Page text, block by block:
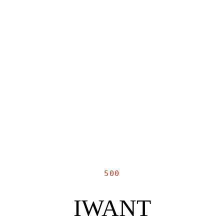
500
IWANT